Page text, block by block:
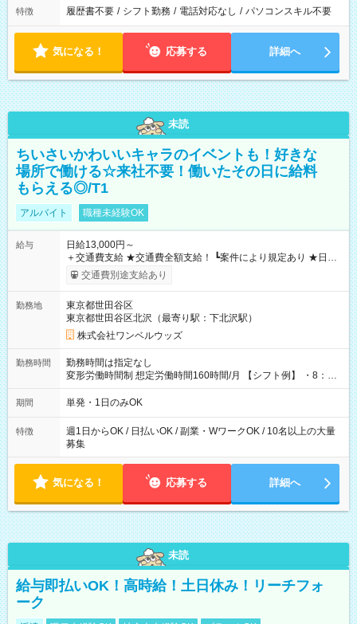
特徴 履歴書不要 / シフト勤務 / 電話対応なし / パソコンスキル不要
気になる！ 応募する 詳細へ
未読
ちいさいかわいいキャラのイベントも！好きな
場所で働ける☆来社不要！働いたその日に給料
もらえる◎/T1
アルバイト 職種未経験OK
給与
日給13,000円～
＋交通費支給 ★交通費全額支給！ ┗案件により規定あり ★日払
いOK！（規定あり） ┗働いたその日に現金GET♪ お仕事後はコ
ンビニATMから 日払い分を引き落とせます！ 【試用期間】試
交通費別途支給あり
勤務地
東京都世田谷区
東京都世田谷区北沢（最寄り駅：下北沢駅）
株式会社ワンベルウッズ
勤務時間
勤務時間は指定なし
変形労働時間制 想定労働時間160時間/月 【シフト例】 ・8：00
～21：00
期間 単発・1日のみOK
特徴
週1日からOK / 日払いOK / 副業・WワークOK / 10名以上の大量
募集
気になる！ 応募する 詳細へ
未読
給与即払いOK！高時給！土日休み！リーチフォ
ーク